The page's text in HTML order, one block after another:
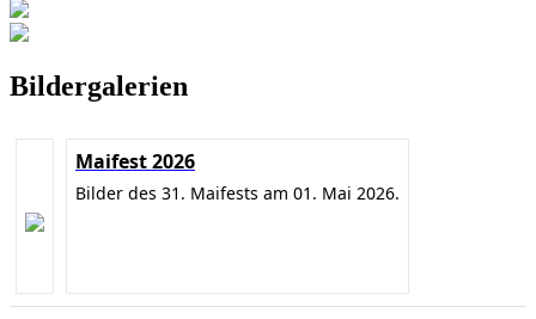
Bildergalerien
Maifest 2026
Bilder des 31. Maifests am 01. Mai 2026.